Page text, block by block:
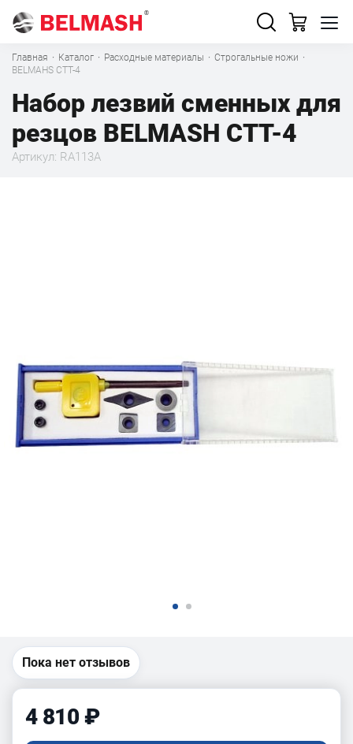
Главная · Каталог · Расходные материалы · Строгальные ножи ·
BELMAHS CTT-4
Набор лезвий сменных для
резцов BELMASH CTT-4
Артикул: RA113A
Пока нет отзывов
4 810 ₽